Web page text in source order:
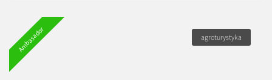
Ambasador agroturystyka